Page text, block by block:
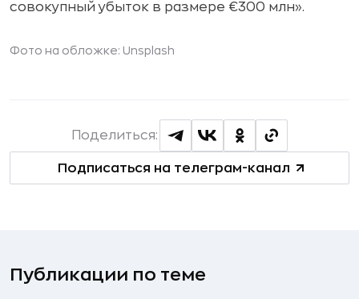
совокупный убыток в размере €300 млн».
Фото на обложке: Unsplash
Подписаться на телеграм-канал
Поделиться:
Публикации по теме